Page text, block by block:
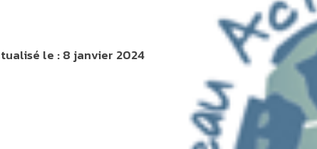
le :8 janvier 2024